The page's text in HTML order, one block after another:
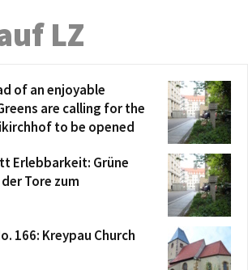
LZ
of an enjoyable
are calling for the
to be opened
Erlebbarkeit: Grüne
Tore zum
166: Kreypau Church